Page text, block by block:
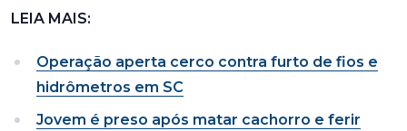
LEIA MAIS:
Operação aperta cerco contra furto de fios e
hidrômetros em SC
Jovem é preso após matar cachorro e ferir